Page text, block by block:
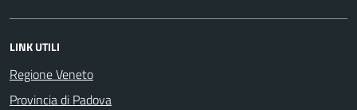
LINK UTILI
Regione Veneto
Provincia di Padova